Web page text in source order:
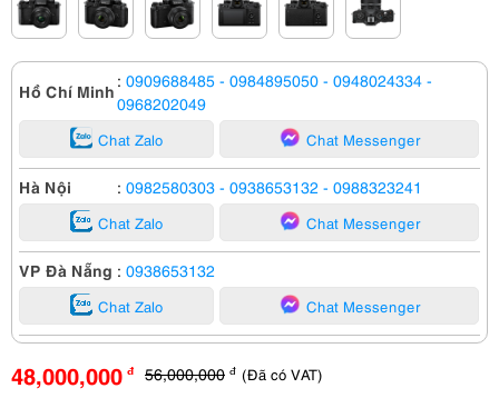
Hồ Chí Minh : 0909688485 - 0984895050 - 0948024334 -
0968202049
Chat Zalo Chat Messenger
Hà Nội : 0982580303 - 0938653132 - 0988323241
Chat Zalo Chat Messenger
VP Đà Nẵng : 0938653132
Chat Zalo Chat Messenger
48,000,000 đ 56,000,000 đ (Đã có VAT)